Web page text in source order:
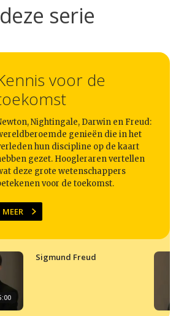
Home
Agenda
Video
Podcast
Artikelen
Contact
serie
voor de
Nightingale, Darwin en Freud:
genieën die in het
hun discipline op de kaart
gezet. Hoogleraren vertellen
deze grote wetenschappers
voor de toekomst.
MEER
Sigmund Freud